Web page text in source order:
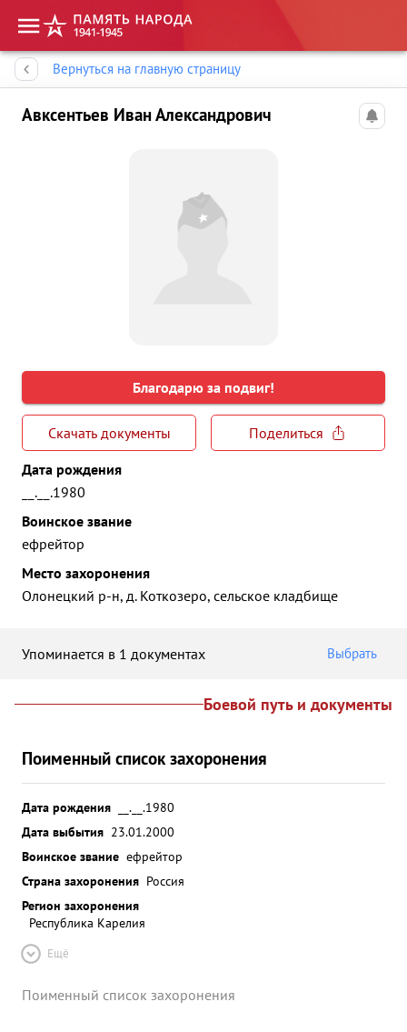
Вернуться на главную страницу
Авксентьев Иван Александрович
Благодарю за подвиг!
Скачать документы
Поделиться
Дата рождения
__.__.1980
Воинское звание
ефрейтор
Место захоронения
Олонецкий р-н, д. Коткозеро, сельское кладбище
Упоминается в 1 документах Выбрать
Боевой путь и документы
Поименный список захоронения
Дата рождения
__.__.1980
Дата выбытия 23.01.2000
Воинское звание ефрейтор
Страна захоронения Россия
Регион захоронения
Республика Карелия
Ещё
Поименный список захоронения
Память народа